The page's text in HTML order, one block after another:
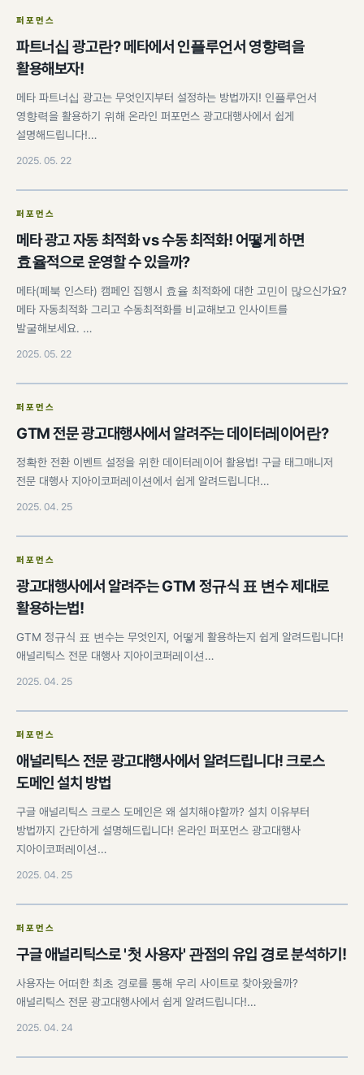
퍼포먼스
파트너십 광고란? 메타에서 인플루언서 영향력을
활용해보자!
메타 파트너십 광고는 무엇인지부터 설정하는 방법까지! 인플루언서
영향력을 활용하기 위해 온라인 퍼포먼스 광고대행사에서 쉽게
설명해드립니다!…
2025. 05. 22
퍼포먼스
메타 광고 자동 최적화 vs 수동 최적화! 어떻게 하면
효율적으로 운영할 수 있을까?
메타(페북 인스타) 캠페인 집행시 효율 최적화에 대한 고민이 많으신가요?
메타 자동최적화 그리고 수동최적화를 비교해보고 인사이트를
발굴해보세요. …
2025. 05. 22
퍼포먼스
GTM 전문 광고대행사에서 알려주는 데이터레이어란?
정확한 전환 이벤트 설정을 위한 데이터레이어 활용법! 구글 태그매니저
전문 대행사 지아이코퍼레이션에서 쉽게 알려드립니다!…
2025. 04. 25
퍼포먼스
광고대행사에서 알려주는 GTM 정규식 표 변수 제대로
활용하는법!
GTM 정규식 표 변수는 무엇인지, 어떻게 활용하는지 쉽게 알려드립니다!
애널리틱스 전문 대행사 지아이코퍼레이션…
2025. 04. 25
퍼포먼스
애널리틱스 전문 광고대행사에서 알려드립니다! 크로스
도메인 설치 방법
구글 애널리틱스 크로스 도메인은 왜 설치해야할까? 설치 이유부터
방법까지 간단하게 설명해드립니다! 온라인 퍼포먼스 광고대행사
지아이코퍼레이션…
2025. 04. 25
퍼포먼스
구글 애널리틱스로 '첫 사용자' 관점의 유입 경로 분석하기!
사용자는 어떠한 최초 경로를 통해 우리 사이트로 찾아왔을까?
애널리틱스 전문 광고대행사에서 쉽게 알려드립니다!…
2025. 04. 24